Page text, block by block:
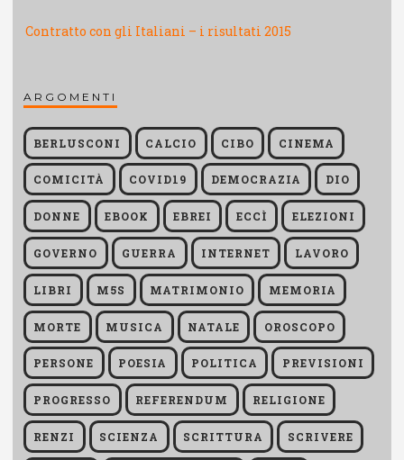
Contratto con gli Italiani – i risultati 2015
ARGOMENTI
BERLUSCONI CALCIO CIBO CINEMA
COMICITÀ COVID19 DEMOCRAZIA DIO
DONNE EBOOK EBREI ECCÌ ELEZIONI
GOVERNO GUERRA INTERNET LAVORO
LIBRI M5S MATRIMONIO MEMORIA
MORTE MUSICA NATALE OROSCOPO
PERSONE POESIA POLITICA PREVISIONI
PROGRESSO REFERENDUM RELIGIONE
RENZI SCIENZA SCRITTURA SCRIVERE